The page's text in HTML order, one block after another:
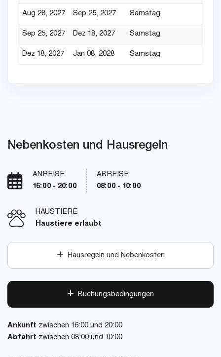
Aug 28, 2027 Sep 25, 2027 Samstag
Sep 25, 2027 Dez 18, 2027 Samstag
Dez 18, 2027 Jan 08, 2028 Samstag
Nebenkosten und Hausregeln
ANREISE
16:00 - 20:00
ABREISE
08:00 - 10:00
HAUSTIERE
Haustiere erlaubt
Hausregeln und Nebenkosten
Buchungsbedingungen
Ankunft zwischen 16:00 und 20:00
Abfahrt zwischen 08:00 und 10:00